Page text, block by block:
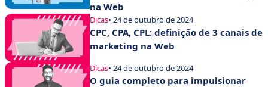
na Web
Dicas• 24 de outubro de 2024
CPC, CPA, CPL: definição de 3 canais de
marketing na Web
Dicas• 24 de outubro de 2024
O guia completo para impulsionar